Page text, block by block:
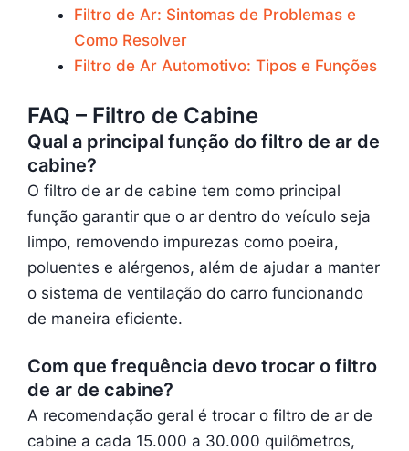
Filtro de Ar: Sintomas de Problemas e
Como Resolver
Filtro de Ar Automotivo: Tipos e Funções
FAQ – Filtro de Cabine
Qual a principal função do filtro de ar de
cabine?
O filtro de ar de cabine tem como principal
função garantir que o ar dentro do veículo seja
limpo, removendo impurezas como poeira,
poluentes e alérgenos, além de ajudar a manter
o sistema de ventilação do carro funcionando
de maneira eficiente.
Com que frequência devo trocar o filtro
de ar de cabine?
A recomendação geral é trocar o filtro de ar de
cabine a cada 15.000 a 30.000 quilômetros,